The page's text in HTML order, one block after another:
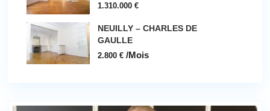
1.310.000 €
NEUILLY – CHARLES DE
GAULLE
2.800 € /Mois